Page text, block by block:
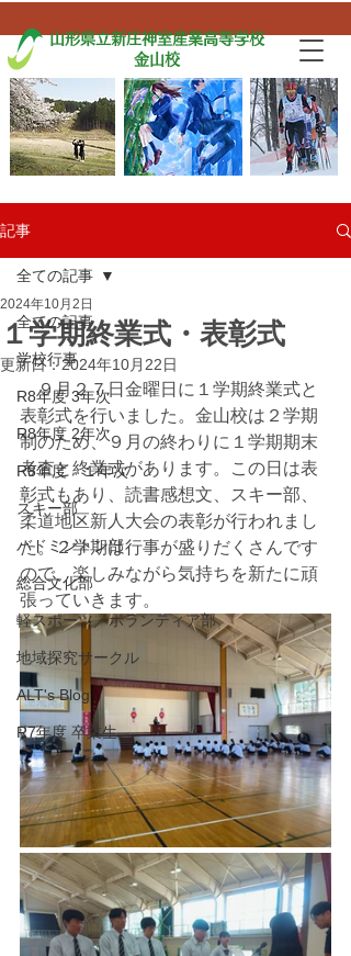
山形県立新庄神室産業高等学校
金山校
記事
全ての記事
学校行事
R8年度 3年次
R8年度 2年次
R8年度 １年次
スキー部
バドミントン部
総合文化部
軽スポーツ／ボランティア部
地域探究サークル
ALT's Blog
R7年度 卒業生
全ての記事
１学期終業式・表彰式
2024年10月2日
更新日：2024年10月22日
９月２７日金曜日に１学期終業式と
表彰式を行いました。金山校は２学期
制のため、９月の終わりに１学期期末
考査と終業式があります。この日は表
彰式もあり、読書感想文、スキー部、
柔道地区新人大会の表彰が行われまし
た。２学期は行事が盛りだくさんです
ので、楽しみながら気持ちを新たに頑
張っていきます。